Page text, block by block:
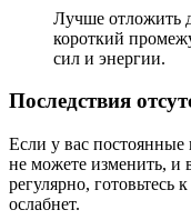
Лучше отложить
короткий
сил и энергии.
Последствия
Если у вас
не можете изменить, и
регулярно, готовьтесь
ослабнет.